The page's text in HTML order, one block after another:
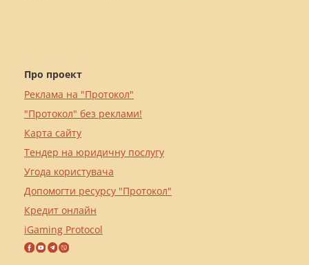
Про проект
Реклама на "Протокол"
"Протокол" без реклами!
Карта сайту
Тендер на юридичну послугу
Угода користувача
Допомогти ресурсу "Протокол"
Кредит онлайн
iGaming Protocol